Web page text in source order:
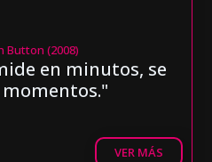
Button (2008)
en minutos, se
VER MÁS